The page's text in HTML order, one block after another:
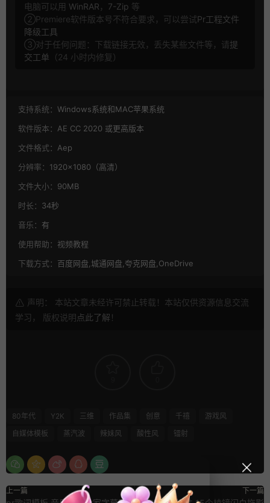
电脑可以用 WinRAR ， 7-Zip 等
②Premiere软件版本号不符合要求，可以尝试Pr工程文件
降级工具
③对于任何问题：下载链接无效，丢失某些文件等，请提
交工单 （24 小时内修复）
支持系统： Windows系统和MAC苹果系统
软件版本： AE CC 2020 或更高版本
文件格式： Aep
分辨率： 1920×1080（高清）
文件大小： 90MB
时长： 34秒
音乐： 有
使用帮助： 视频教程
下载方式： 百度网盘,城通网盘,夸克网盘,OneDrive
声明： 本站文章未经许可禁止转载！本站仅供资源信息交流
学习， 版权说明点此了解 ！
80年代 Y2K 三维 作品集 创意 千禧
游戏风
自媒体模板
蒸汽波 辣妹风 酸性风 镭射
上一篇 下一篇